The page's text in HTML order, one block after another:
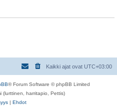
Kaikki ajat ovat UTC+03:00
® Forum Software © phpBB Limited
(lurttinen, harritapio, Pettis)
| Ehdot